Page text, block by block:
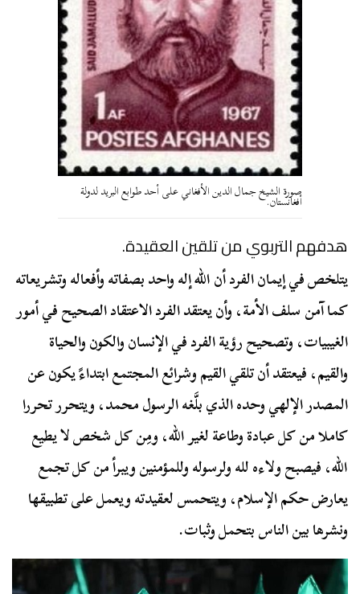
صورة الشيخ جمال الدين الأفغاني على أحد طوابع البريد لدولة
أفغانستان.
هدفهم التربوي من تلقين العقيدة.
يتلخص في إيمان الفرد أن الله إله واحد بصفاته وأفعاله وتشريعاته
كما آمن سلف الأمة، وأن يعتقد الفرد الاعتقاد الصحيح في أمور
الغيبيات، وتصحيح رؤية الفرد في الإنسان والكون والحياة
والقيم، فيعتقد أن تلقي القيم وشرائع المجتمع ابتداءً يكون عن
المصدر الإلهي وحده الذي بلَّغه الرسول محمد، ويتحرر تحررا
كاملا من كل عبادة وطاعة لغير الله، ومِن كل شخص لا يطيع
الله، فيصبح ولاءه لله ولرسوله وللمؤمنين ويبرأ من كل تجمع
يعارض حكم الإسلام، ويتحمس لعقيدته ويعمل على تطبيقها
ونشرها بين الناس بتحمل وثبات.